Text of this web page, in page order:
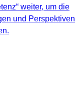
weiter, um die
und Perspektiven